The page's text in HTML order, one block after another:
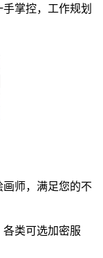
掌控，工作规划
师，满足您的不
类可选加密服